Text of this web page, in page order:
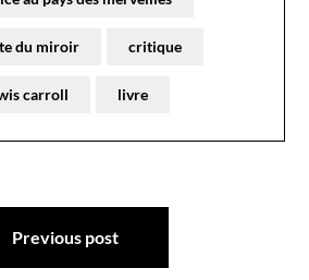
du miroir critique
carroll livre
Previous post